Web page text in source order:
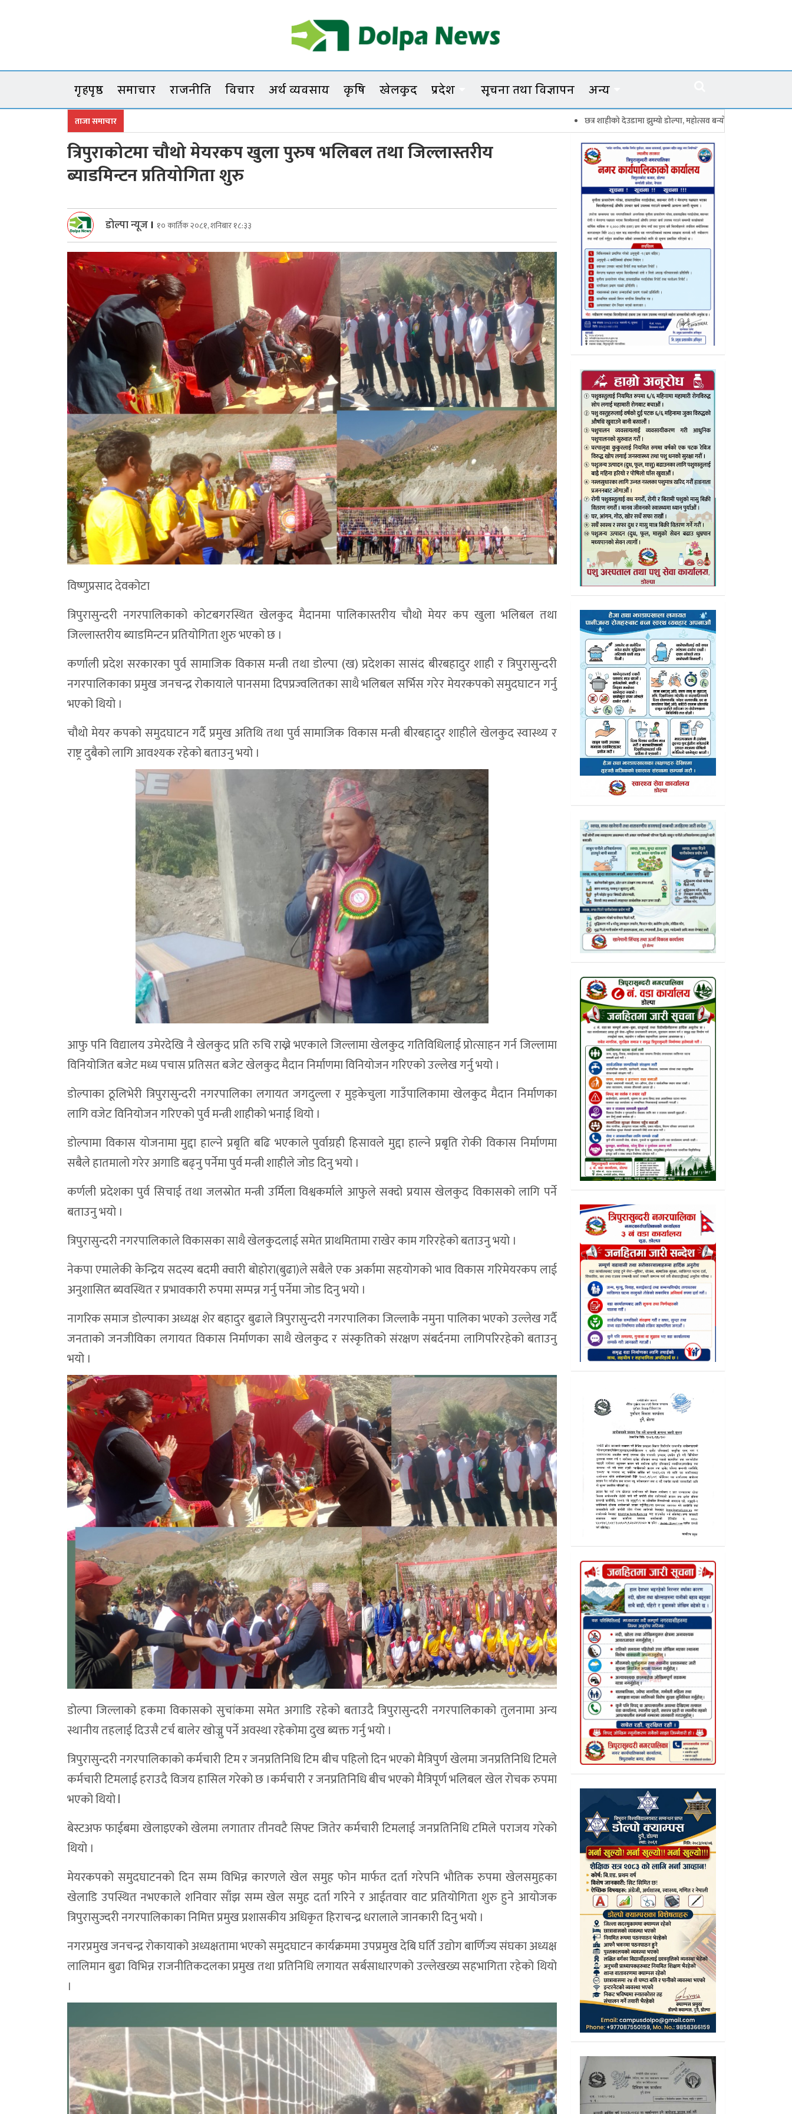
Dolpanews
गृहपृष्ठ समाचार राजनीति विचार अर्थ व्यवसाय कृषि खेलकुद प्रदेश सूचना तथा विज्ञापन अन्य
ताजा समाचार छत्र शाहीको देउडामा झुम्यो डोल्पा, महोत्सव बन्यो कर्णालीको सांगीतिक उत्सव
त्रिपुराकोटमा चौथो मेयरकप खुला पुरुष भलिबल तथा जिल्लास्तरीय
ब्याडमिन्टन प्रतियोगिता शुरु
डोल्पा न्यूज । १० कार्तिक २०८१, शनिबार १८:३३
विष्णुप्रसाद देवकोटा
त्रिपुरासुन्दरी नगरपालिकाको कोटबगरस्थित खेलकुद मैदानमा पालिकास्तरीय चौथो मेयर कप खुला भलिबल तथा
जिल्लास्तरीय ब्याडमिन्टन प्रतियोगिता शुरु भएको छ ।
कर्णाली प्रदेश सरकारका पुर्व सामाजिक विकास मन्त्री तथा डोल्पा (ख) प्रदेशका सासंद बीरबहादुर शाही र त्रिपुरासुन्दरी
नगरपालिकाका प्रमुख जनचन्द्र रोकायाले पानसमा दिपप्रज्वलितका साथै भलिबल सर्भिस गरेर मेयरकपको समुदघाटन गर्नु
भएको थियो ।
चौथो मेयर कपको समुदघाटन गर्दै प्रमुख अतिथि तथा पुर्व सामाजिक विकास मन्त्री बीरबहादुर शाहीले खेलकुद स्वास्थ्य र
राष्ट्र दुबैको लागि आवश्यक रहेको बताउनु भयो ।
आफु पनि विद्यालय उमेरदेखि नै खेलकुद प्रति रुचि राख्ने भएकाले जिल्लामा खेलकुद गतिविधिलाई प्रोत्साहन गर्न जिल्लामा
विनियोजित बजेट मध्य पचास प्रतिसत बजेट खेलकुद मैदान निर्माणमा विनियोजन गरिएको उल्लेख गर्नु भयो ।
डोल्पाका ठूलिभेरी त्रिपुरासुन्दरी नगरपालिका लगायत जगदुल्ला र मुड्केचुला गाउँपालिकामा खेलकुद मैदान निर्माणका
लागि वजेट विनियोजन गरिएको पुर्व मन्त्री शाहीको भनाई थियो ।
डोल्पामा विकास योजनामा मुद्दा हाल्ने प्रबृति बढि भएकाले पुर्वाग्रही हिसावले मुद्दा हाल्ने प्रबृति रोकी विकास निर्माणमा
सबैले हातमालो गरेर अगाडि बढ्नु पर्नेमा पुर्व मन्त्री शाहीले जोड दिनु भयो ।
कर्णली प्रदेशका पुर्व सिचाई तथा जलस्रोत मन्त्री उर्मिला विश्वकर्माले आफुले सक्दो प्रयास खेलकुद विकासको लागि पर्ने
बताउनु भयो ।
त्रिपुरासुन्दरी नगरपालिकाले विकासका साथै खेलकुदलाई समेत प्राथमितामा राखेर काम गरिरहेको बताउनु भयो ।
नेकपा एमालेकी केन्द्रिय सदस्य बदमी क्वारी बोहोरा(बुढा)ले सबैले एक अर्कामा सहयोगको भाव विकास गरिमेयरकप लाई
अनुशासित ब्यवस्थित र प्रभावकारी रुपमा सम्पन्न गर्नु पर्नेमा जोड दिनु भयो ।
नागरिक समाज डोल्पाका अध्यक्ष शेर बहादुर बुढाले त्रिपुरासुन्दरी नगरपालिका जिल्लाकै नमुना पालिका भएको उल्लेख गर्दै
जनताको जनजीविका लगायत विकास निर्माणका साथै खेलकुद र संस्कृतिको संरक्षण संबर्दनमा लागिपरिरहेको बताउनु
भयो ।
डोल्पा जिल्लाको हकमा विकासको सुचांकमा समेत अगाडि रहेको बताउदै त्रिपुरासुन्दरी नगरपालिकाको तुलनामा अन्य
स्थानीय तहलाई दिउसै टर्च बालेर खोज्नु पर्ने अवस्था रहेकोमा दुख ब्यक्त गर्नु भयो ।
त्रिपुरासुन्दरी नगरपालिकाको कर्मचारी टिम र जनप्रतिनिधि टिम बीच पहिलो दिन भएको मैत्रिपुर्ण खेलमा जनप्रतिनिधि टिमले
कर्मचारी टिमलाई हराउदै विजय हासिल गरेको छ ।कर्मचारी र जनप्रतिनिधि बीच भएको मैत्रिपूर्ण भलिबल खेल रोचक रुपमा
भएको थियो l
बेस्टअफ फाईबमा खेलाइएको खेलमा लगातार तीनवटै सिफ्ट जितेर कर्मचारी टिमलाई जनप्रतिनिधि टमिले पराजय गरेको
थियो ।
मेयरकपको समुदघाटनको दिन सम्म विभिन्न कारणले खेल समुह फोन मार्फत दर्ता गरेपनि भौतिक रुपमा खेलसमुहका
खेलाडि उपस्थित नभएकाले शनिवार साँझ सम्म खेल समुह दर्ता गरिने र आईतवार वाट प्रतियोगिता शुरु हुने आयोजक
त्रिपुरासुज्दरी नगरपालिकाका निमित्त प्रमुख प्रशासकीय अधिकृत हिराचन्द्र धरालाले जानकारी दिनु भयो ।
नगरप्रमुख जनचन्द्र रोकायाको अध्यक्षतामा भएको समुदघाटन कार्यक्रममा उपप्रमुख देबि घर्ति उद्योग बार्णिज्य संघका अध्यक्ष
लालिमान बुढा विभिन्न राजनीतिकदलका प्रमुख तथा प्रतिनिधि लगायत सर्बसाधारणको उल्लेखख्य सहभागिता रहेको थियो
।